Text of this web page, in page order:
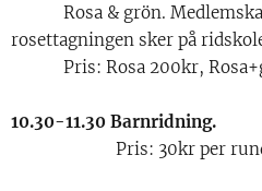
Rosa & grön.
rosettagningen sker på
Pris: Rosa 200kr,
10.30-11.30 Barnridning.
Pris: 30kr per